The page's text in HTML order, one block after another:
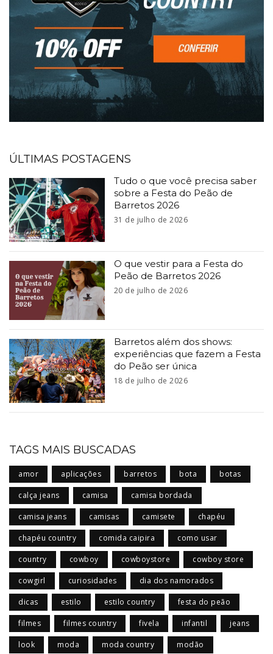
ÚLTIMAS POSTAGENS
Tudo o que você precisa saber
sobre a Festa do Peão de
Barretos 2026
31 de julho de 2026
O que vestir para a Festa do
Peão de Barretos 2026
20 de julho de 2026
Barretos além dos shows:
experiências que fazem a Festa
do Peão ser única
18 de julho de 2026
TAGS MAIS BUSCADAS
amor aplicações barretos bota botas
calça jeans camisa camisa bordada
camisa jeans camisas camisete chapéu
chapéu country comida caipira como usar
country cowboy cowboystore cowboy store
cowgirl curiosidades dia dos namorados
dicas estilo estilo country festa do peão
filmes filmes country fivela infantil jeans
look moda moda country modão